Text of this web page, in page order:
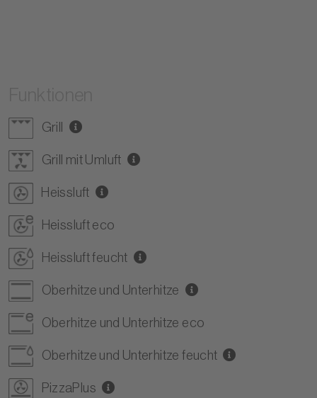
Grill
Grill mit Umluft
Heissluft
Heissluft eco
Heissluft feucht
Oberhitze und Unterhitze
Oberhitze und Unterhitze eco
Oberhitze und Unterhitze feucht
PizzaPlus